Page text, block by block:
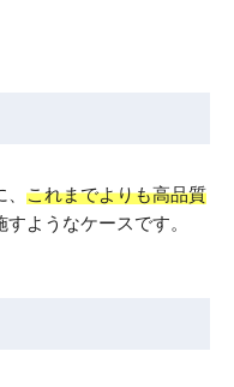
これまでよりも高品質
すようなケースです。